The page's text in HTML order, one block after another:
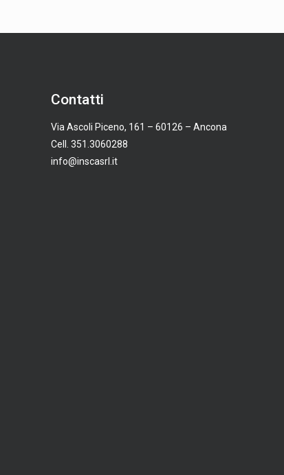
Contatti
Via Ascoli Piceno, 161 – 60126 – Ancona
Cell. 351.3060288
info@inscasrl.it